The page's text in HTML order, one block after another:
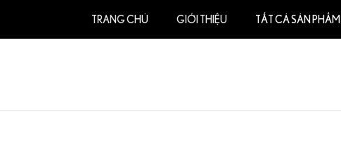
TRANG CHỦ GIỚI THIỆU TẤT CẢ SẢN PHẨM